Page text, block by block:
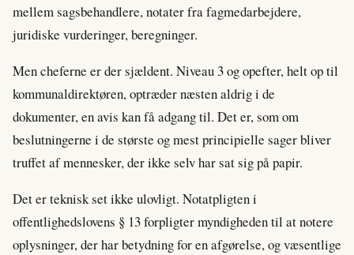
mellem sagsbehandlere, notater fra fagmedarbejdere,
juridiske vurderinger, beregninger.
Men cheferne er der sjældent. Niveau 3 og opefter, helt op til
kommunaldirektøren, optræder næsten aldrig i de
dokumenter, en avis kan få adgang til. Det er, som om
beslutningerne i de største og mest principielle sager bliver
truffet af mennesker, der ikke selv har sat sig på papir.
Det er teknisk set ikke ulovligt. Notatpligten i
offentlighedslovens § 13 forpligter myndigheden til at notere
oplysninger, der har betydning for en afgørelse, og væsentlige